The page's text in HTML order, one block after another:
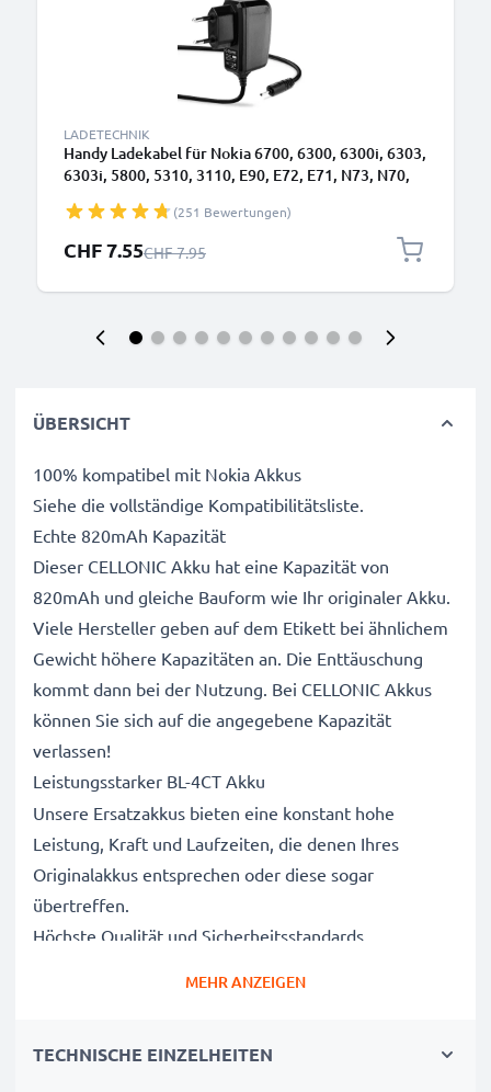
LADETECHNIK
Handy Ladekabel für Nokia 6700, 6300, 6300i, 6303,
6303i, 5800, 5310, 3110, E90, E72, E71, N73, N70,
1.10m, Handyladekabel(251 Bewertungen)
Sonderpreis
CHF 7.55Regulärer Preis
CHF 7.95
ÜBERSICHT
100% kompatibel mit Nokia Akkus
Siehe die vollständige Kompatibilitätsliste.
Echte 820mAh Kapazität
Dieser CELLONIC Akku hat eine Kapazität von
820mAh und gleiche Bauform wie Ihr originaler Akku.
Viele Hersteller geben auf dem Etikett bei ähnlichem
Gewicht höhere Kapazitäten an. Die Enttäuschung
kommt dann bei der Nutzung. Bei CELLONIC Akkus
können Sie sich auf die angegebene Kapazität
verlassen!
Leistungsstarker BL-4CT Akku
Unsere Ersatzakkus bieten eine konstant hohe
Leistung, Kraft und Laufzeiten, die denen Ihres
Originalakkus entsprechen oder diese sogar
übertreffen.
Höchste Qualität und Sicherheitsstandards
unterzogen und entsprechen den höchsten EU-
MEHR ANZEIGEN
TECHNISCHE EINZELHEITEN